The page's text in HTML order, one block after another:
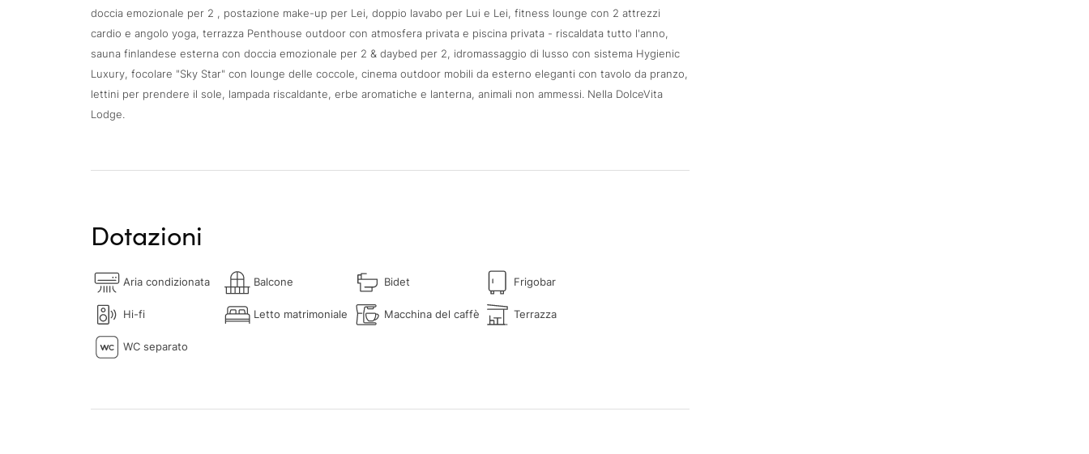
doccia emozionale per 2 , postazione make-up per Lei, doppio lavabo per Lui e Lei, fitness lounge con 2 attrezzi
cardio e angolo yoga, terrazza Penthouse outdoor con atmosfera privata e piscina privata - riscaldata tutto l'anno,
sauna finlandese esterna con doccia emozionale per 2 & daybed per 2, idromassaggio di lusso con sistema Hygienic
Luxury, focolare "Sky Star" con lounge delle coccole, cinema outdoor mobili da esterno eleganti con tavolo da pranzo,
lettini per prendere il sole, lampada riscaldante, erbe aromatiche e lanterna, animali non ammessi. Nella DolceVita
Lodge.
Dotazioni
Aria condizionata Balcone Bidet Frigobar
Hi-fi Letto matrimoniale Macchina del caffè Terrazza
WC separato